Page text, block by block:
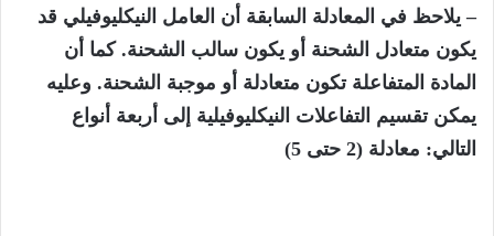
– يلاحظ في المعادلة السابقة أن العامل النيكليوفيلي قد
يكون متعادل الشحنة أو يكون سالب الشحنة. كما أن
المادة المتفاعلة تكون متعادلة أو موجبة الشحنة. وعليه
يمكن تقسيم التفاعلات النيكليوفيلية إلى أربعة أنواع
التالي: معادلة (2 حتى 5)